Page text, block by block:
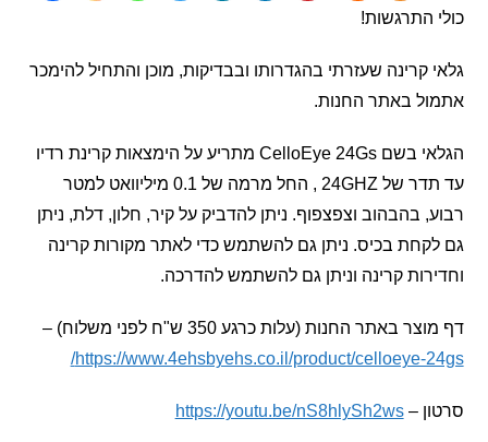
התרגשות!
קרינה שעזרתי בהגדרותו ובבדיקות, מוכן והתחיל להימכר
באתר החנות.
הגלאי בשם CelloEye 24Gs מתריע על הימצאות קרינת רדיו
עד תדר של 24GHZ , החל מרמה של 0.1 מיליוואט למטר
בהבהוב וצפצפוף. ניתן להדביק על קיר, חלון, דלת, ניתן
בכיס. ניתן גם להשתמש כדי לאתר מקורות קרינה
קרינה וניתן גם להשתמש להדרכה.
באתר החנות (עלות כרגע 350 ש"ח לפני משלוח) –
https://www.4ehsbyehs.co.il/product/celloeye-
–
https://youtu.be/nS8hlySh2ws